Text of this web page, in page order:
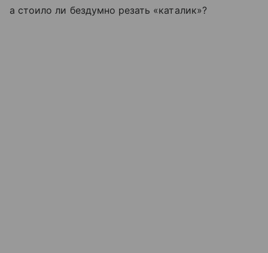
а стоило ли бездумно резать «каталик»?